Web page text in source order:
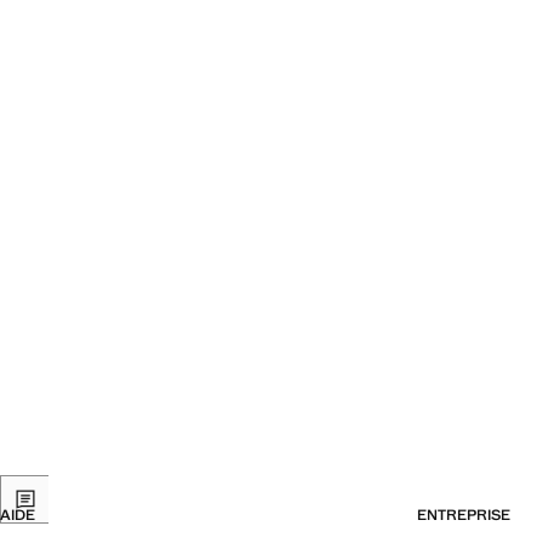
AIDE ENTREPRISE